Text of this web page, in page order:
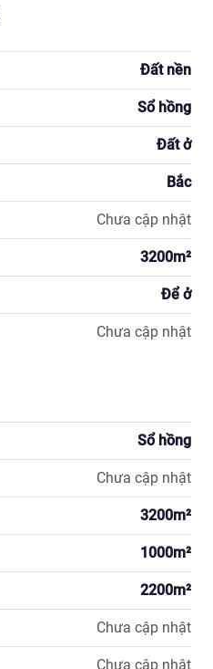
Đất nền
Sổ hồng
Đất ở
Bắc
Chưa cập nhật
3200m²
Để ở
Chưa cập nhật
Sổ hồng
Chưa cập nhật
3200m²
1000m²
2200m²
Chưa cập nhật
Chưa cập nhật